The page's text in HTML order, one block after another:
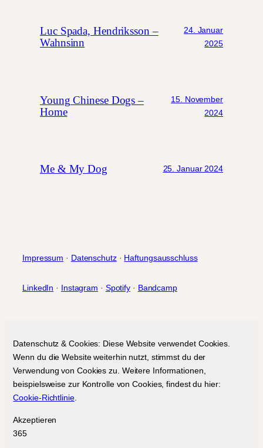
Luc Spada, Hendriksson –
Wahnsinn
24. Januar
2025
Young Chinese Dogs –
Home
15. November
2024
Me & My Dog 25. Januar 2024
Impressum · Datenschutz· Haftungsausschluss
LinkedIn · Instagram · Spotify · Bandcamp
Datenschutz & Cookies: Diese Website verwendet Cookies.
Wenn du die Website weiterhin nutzt, stimmst du der
Verwendung von Cookies zu. Weitere Informationen,
beispielsweise zur Kontrolle von Cookies, findest du hier:
Cookie-Richtlinie.
Akzeptieren
365